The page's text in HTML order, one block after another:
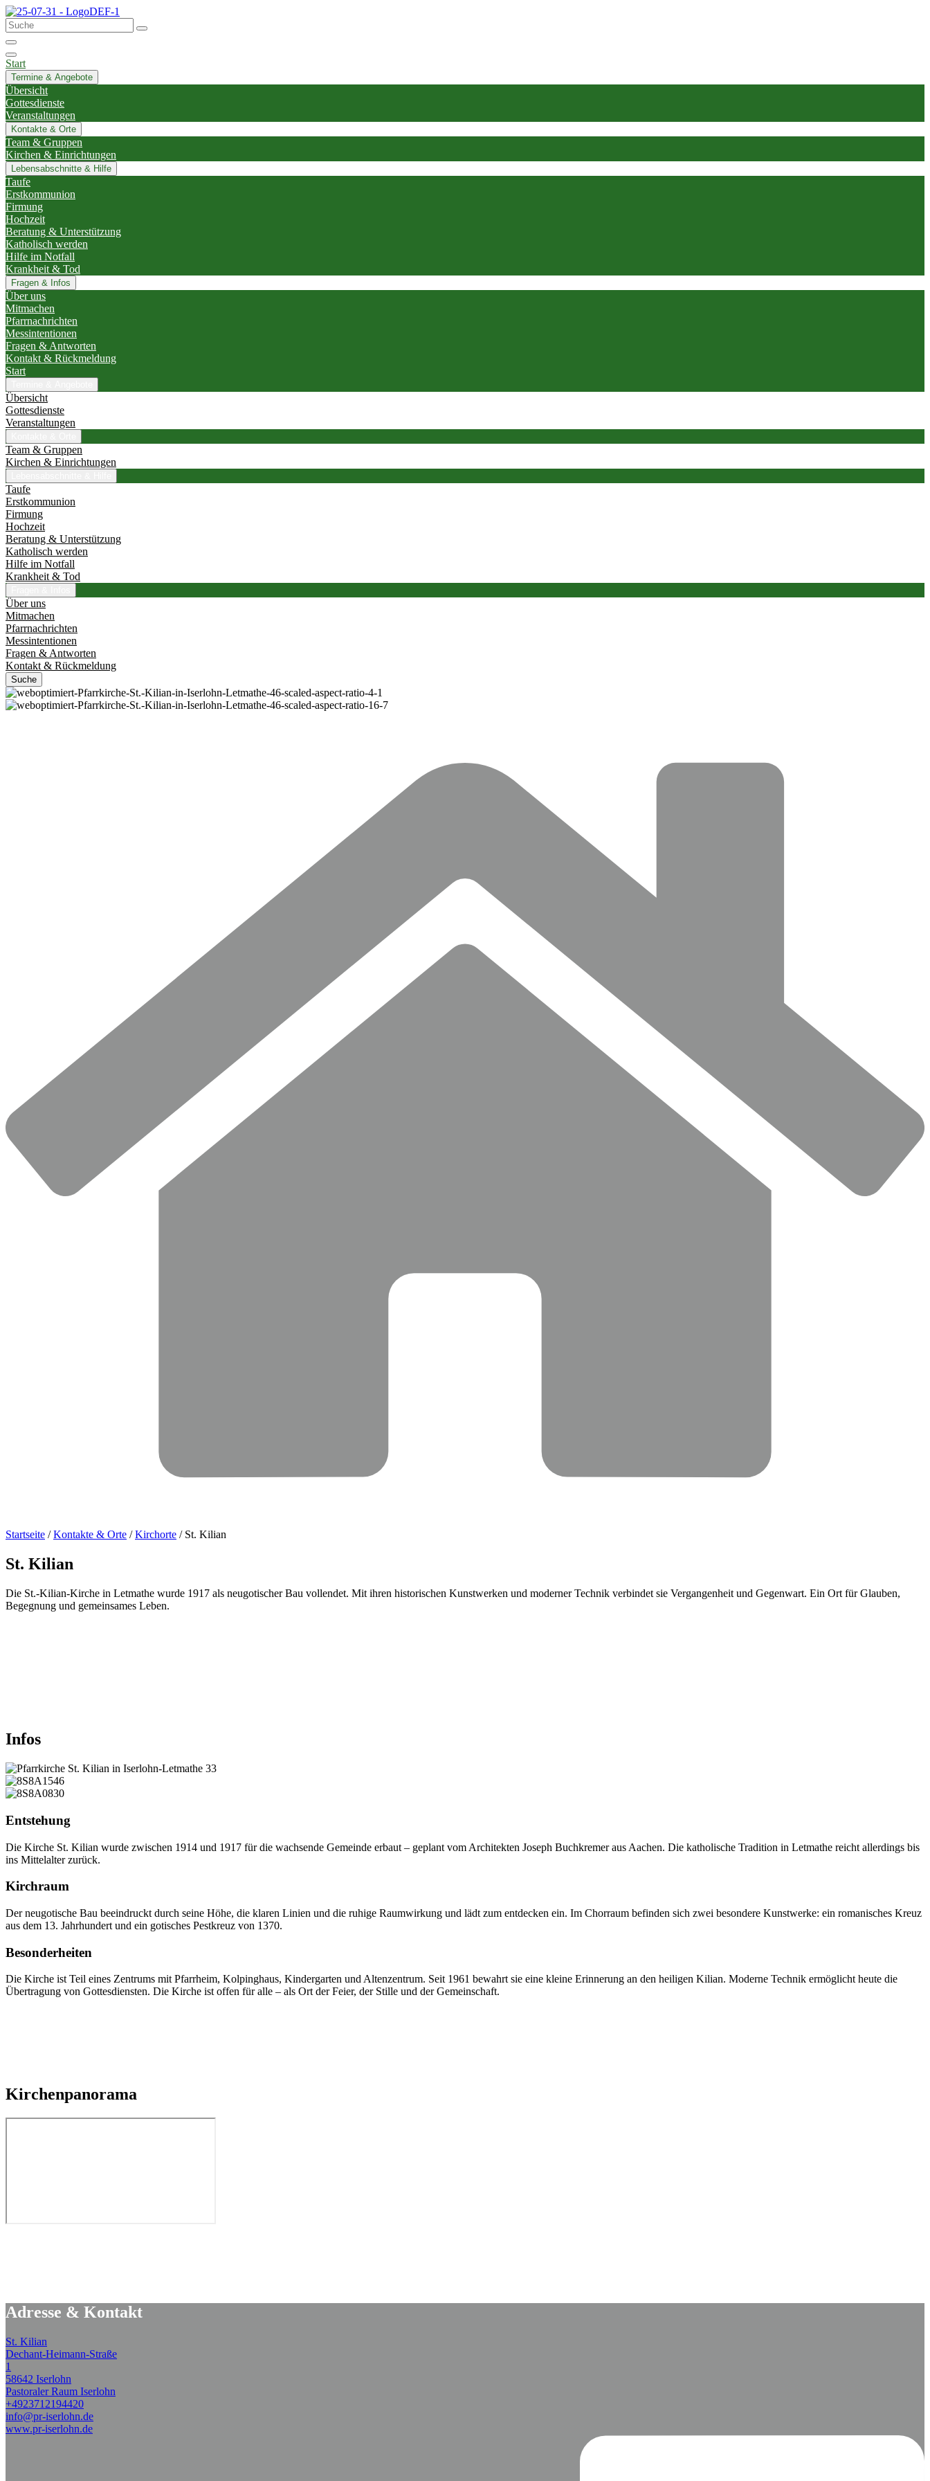
Start
Termine & Angebote
Übersicht
Gottesdienste
Veranstaltungen
Kontakte & Orte
Team & Gruppen
Kirchen & Einrichtungen
Lebensabschnitte & Hilfe
Taufe
Erstkommunion
Firmung
Hochzeit
Beratung & Unterstützung
Katholisch werden
Hilfe im Notfall
Krankheit & Tod
Fragen & Infos
Über uns
Mitmachen
Pfarrnachrichten
Messintentionen
Fragen & Antworten
Kontakt & Rückmeldung
Start
Übersicht
Gottesdienste
Veranstaltungen
Team & Gruppen
Kirchen & Einrichtungen
Taufe
Erstkommunion
Firmung
Hochzeit
Beratung & Unterstützung
Katholisch werden
Hilfe im Notfall
Krankheit & Tod
Über uns
Mitmachen
Pfarrnachrichten
Messintentionen
Fragen & Antworten
Kontakt & Rückmeldung
Suche
Startseite /Kontakte & Orte /Kirchorte / St. Kilian
St. Kilian
Die St.-Kilian-Kirche in Letmathe wurde 1917 als neugotischer Bau vollendet. Mit ihren historischen Kunstwerken und moderner Technik verbindet sie Vergangenheit und Gegenwart. Ein Ort für Glauben,
Begegnung und gemeinsames Leben.
Infos
Entstehung
Die Kirche St. Kilian wurde zwischen 1914 und 1917 für die wachsende Gemeinde erbaut – geplant vom Architekten Joseph Buchkremer aus Aachen. Die katholische Tradition in Letmathe reicht allerdings bis
ins Mittelalter zurück.
Kirchraum
Der neugotische Bau beeindruckt durch seine Höhe, die klaren Linien und die ruhige Raumwirkung und lädt zum entdecken ein. Im Chorraum befinden sich zwei besondere Kunstwerke: ein romanisches Kreuz
aus dem 13. Jahrhundert und ein gotisches Pestkreuz von 1370.
Besonderheiten
Die Kirche ist Teil eines Zentrums mit Pfarrheim, Kolpinghaus, Kindergarten und Altenzentrum. Seit 1961 bewahrt sie eine kleine Erinnerung an den heiligen Kilian. Moderne Technik ermöglicht heute die
Übertragung von Gottesdiensten. Die Kirche ist offen für alle – als Ort der Feier, der Stille und der Gemeinschaft.
Kirchenpanorama
Adresse & Kontakt
St. Kilian
Dechant-Heimann-Straße
1
58642 Iserlohn
Pastoraler Raum Iserlohn
+4923712194420
info@pr-iserlohn.de
www.pr-iserlohn.de